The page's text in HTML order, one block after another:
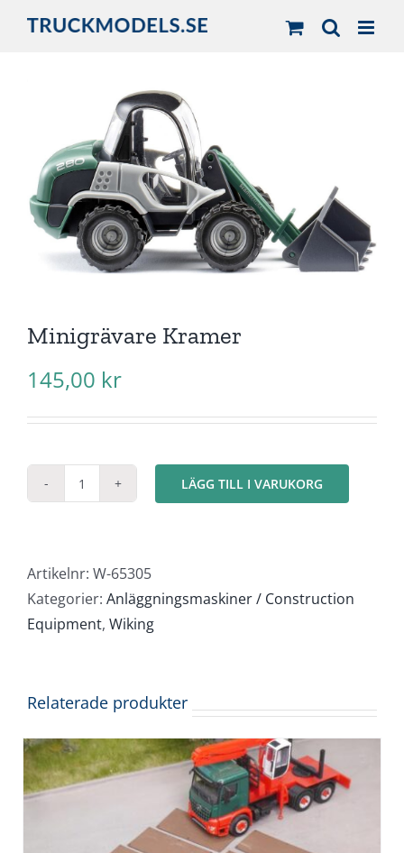
Minigrävare Kramer
145,00 kr
Minigrävare
LÄGG TILL I VARUKORG
Artikelnr: W-65305
Kategorier: Anläggningsmaskiner / Construction
Equipment, Wiking
Relaterade produkter